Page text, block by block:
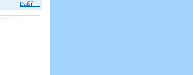
Další →